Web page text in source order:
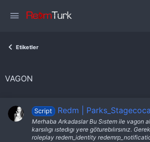
Etiketler
VAGON
Script Redm |
Merhaba Arkadaslar Bu Sıstem ile vagon
karsılıgı ıstedıgı yere göturebılırsınız.
roleplay redem_identity